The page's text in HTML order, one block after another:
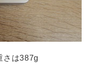
さは387g